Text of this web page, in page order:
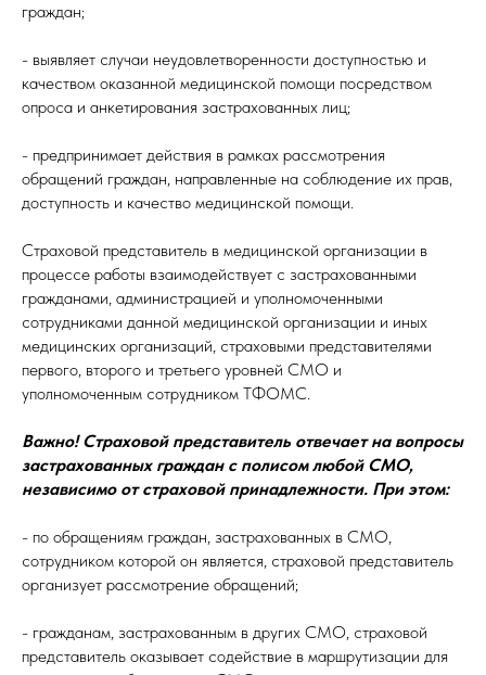
граждан;
- выявляет случаи неудовлетворенности доступностью и
качеством оказанной медицинской помощи посредством
опроса и анкетирования застрахованных лиц;
- предпринимает действия в рамках рассмотрения
обращений граждан, направленные на соблюдение их прав,
доступность и качество медицинской помощи.
Страховой представитель в медицинской организации в
процессе работы взаимодействует с застрахованными
гражданами, администрацией и уполномоченными
сотрудниками данной медицинской организации и иных
медицинских организаций, страховыми представителями
первого, второго и третьего уровней СМО и
уполномоченным сотрудником ТФОМС.
Важно! Страховой представитель отвечает на вопросы
застрахованных граждан с полисом любой СМО,
независимо от страховой принадлежности. При этом:
- по обращениям граждан, застрахованных в СМО,
сотрудником которой он является, страховой представитель
организует рассмотрение обращений;
- гражданам, застрахованным в других СМО, страховой
представитель оказывает содействие в маршрутизации для